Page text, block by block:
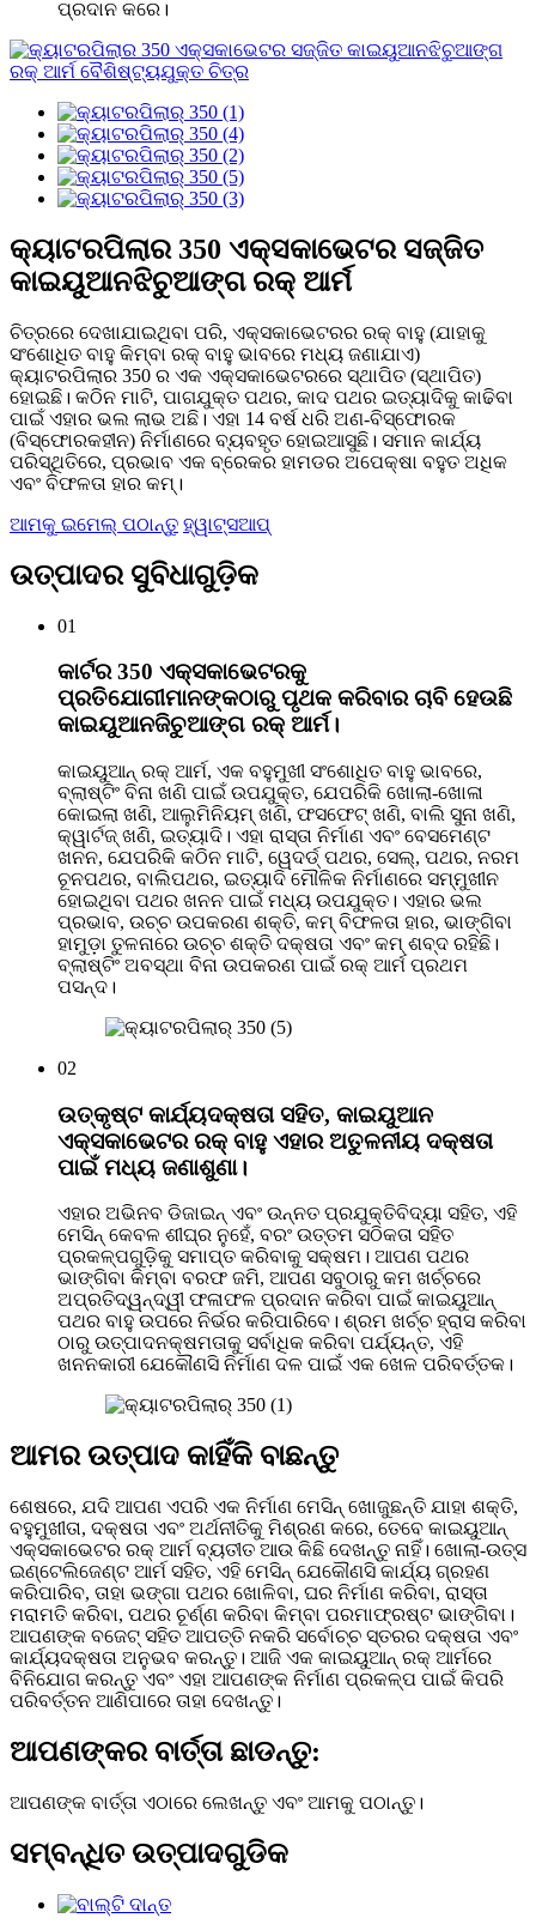
ପ୍ରଦାନ କରେ।
କ୍ୟାଟରପିଲାର 350 ଏକ୍ସକାଭେଟର ସଜ୍ଜିତ
କାଇୟୁଆନଝିଚୁଆଙ୍ଗ ରକ୍ ଆର୍ମ
ଚିତ୍ରରେ ଦେଖାଯାଇଥିବା ପରି, ଏକ୍ସକାଭେଟରର ରକ୍ ବାହୁ (ଯାହାକୁ
ସଂଶୋଧିତ ବାହୁ କିମ୍ବା ରକ୍ ବାହୁ ଭାବରେ ମଧ୍ୟ ଜଣାଯାଏ)
କ୍ୟାଟରପିଲାର 350 ର ଏକ ଏକ୍ସକାଭେଟରରେ ସ୍ଥାପିତ (ସ୍ଥାପିତ)
ହୋଇଛି। କଠିନ ମାଟି, ପାଗଯୁକ୍ତ ପଥର, କାଦ ପଥର ଇତ୍ୟାଦିକୁ କାଢିବା
ପାଇଁ ଏହାର ଭଲ ଲାଭ ଅଛି। ଏହା 14 ବର୍ଷ ଧରି ଅଣ-ବିସ୍ଫୋରକ
(ବିସ୍ଫୋରକହୀନ) ନିର୍ମାଣରେ ବ୍ୟବହୃତ ହୋଇଆସୁଛି। ସମାନ କାର୍ଯ୍ୟ
ପରିସ୍ଥିତିରେ, ପ୍ରଭାବ ଏକ ବ୍ରେକର ହାମଡର ଅପେକ୍ଷା ବହୁତ ଅଧିକ
ଏବଂ ବିଫଳତା ହାର କମ୍।
ଆମକୁ ଇମେଲ୍ ପଠାନ୍ତୁ ହ୍ୱାଟ୍ସଆପ୍
ଉତ୍ପାଦର ସୁବିଧାଗୁଡ଼ିକ
01
କାର୍ଟର 350 ଏକ୍ସକାଭେଟରକୁ
ପ୍ରତିଯୋଗୀମାନଙ୍କଠାରୁ ପୃଥକ କରିବାର ଚାବି ହେଉଛି
କାଇୟୁଆନଜିଚୁଆଙ୍ଗ ରକ୍ ଆର୍ମ।
କାଇୟୁଆନ୍ ରକ୍ ଆର୍ମ, ଏକ ବହୁମୁଖୀ ସଂଶୋଧିତ ବାହୁ ଭାବରେ,
ବ୍ଲାଷ୍ଟିଂ ବିନା ଖଣି ପାଇଁ ଉପଯୁକ୍ତ, ଯେପରିକି ଖୋଲା-ଖୋଳା
କୋଇଲା ଖଣି, ଆଲୁମିନିୟମ୍ ଖଣି, ଫସଫେଟ୍ ଖଣି, ବାଲି ସୁନା ଖଣି,
କ୍ୱାର୍ଟଜ୍ ଖଣି, ଇତ୍ୟାଦି। ଏହା ରାସ୍ତା ନିର୍ମାଣ ଏବଂ ବେସମେଣ୍ଟ
ଖନନ, ଯେପରିକି କଠିନ ମାଟି, ୱେଦର୍ଡ୍ ପଥର, ସେଲ୍, ପଥର, ନରମ
ଚୂନପଥର, ବାଲିପଥର, ଇତ୍ୟାଦି ମୌଳିକ ନିର୍ମାଣରେ ସମ୍ମୁଖୀନ
ହୋଇଥିବା ପଥର ଖନନ ପାଇଁ ମଧ୍ୟ ଉପଯୁକ୍ତ। ଏହାର ଭଲ
ପ୍ରଭାବ, ଉଚ୍ଚ ଉପକରଣ ଶକ୍ତି, କମ୍ ବିଫଳତା ହାର, ଭାଙ୍ଗିବା
ହାମୁଡ଼ା ତୁଳନାରେ ଉଚ୍ଚ ଶକ୍ତି ଦକ୍ଷତା ଏବଂ କମ୍ ଶବ୍ଦ ରହିଛି।
ବ୍ଲାଷ୍ଟିଂ ଅବସ୍ଥା ବିନା ଉପକରଣ ପାଇଁ ରକ୍ ଆର୍ମ ପ୍ରଥମ
ପସନ୍ଦ।
02
ଉତ୍କୃଷ୍ଟ କାର୍ଯ୍ୟଦକ୍ଷତା ସହିତ, କାଇୟୁଆନ
ଏକ୍ସକାଭେଟର ରକ୍ ବାହୁ ଏହାର ଅତୁଳନୀୟ ଦକ୍ଷତା
ପାଇଁ ମଧ୍ୟ ଜଣାଶୁଣା।
ଏହାର ଅଭିନବ ଡିଜାଇନ୍ ଏବଂ ଉନ୍ନତ ପ୍ରଯୁକ୍ତିବିଦ୍ୟା ସହିତ, ଏହି
ମେସିନ୍ କେବଳ ଶୀଘ୍ର ନୁହେଁ, ବରଂ ଉତ୍ତମ ସଠିକତା ସହିତ
ପ୍ରକଳ୍ପଗୁଡ଼ିକୁ ସମାପ୍ତ କରିବାକୁ ସକ୍ଷମ। ଆପଣ ପଥର
ଭାଙ୍ଗିବା କିମ୍ବା ବରଫ ଜମି, ଆପଣ ସବୁଠାରୁ କମ ଖର୍ଚ୍ଚରେ
ଅପ୍ରତିଦ୍ୱନ୍ଦ୍ୱୀ ଫଳାଫଳ ପ୍ରଦାନ କରିବା ପାଇଁ କାଇୟୁଆନ୍
ପଥର ବାହୁ ଉପରେ ନିର୍ଭର କରିପାରିବେ। ଶ୍ରମ ଖର୍ଚ୍ଚ ହ୍ରାସ କରିବା
ଠାରୁ ଉତ୍ପାଦନକ୍ଷମତାକୁ ସର୍ବାଧିକ କରିବା ପର୍ଯ୍ୟନ୍ତ, ଏହି
ଖନନକାରୀ ଯେକୌଣସି ନିର୍ମାଣ ଦଳ ପାଇଁ ଏକ ଖେଳ ପରିବର୍ତ୍ତକ।
ଆମର ଉତ୍ପାଦ କାହିଁକି ବାଛନ୍ତୁ
ଶେଷରେ, ଯଦି ଆପଣ ଏପରି ଏକ ନିର୍ମାଣ ମେସିନ୍ ଖୋଜୁଛନ୍ତି ଯାହା ଶକ୍ତି,
ବହୁମୁଖୀତା, ଦକ୍ଷତା ଏବଂ ଅର୍ଥନୀତିକୁ ମିଶ୍ରଣ କରେ, ତେବେ କାଇୟୁଆନ୍
ଏକ୍ସକାଭେଟର ରକ୍ ଆର୍ମ ବ୍ୟତୀତ ଆଉ କିଛି ଦେଖନ୍ତୁ ନାହିଁ। ଖୋଲା-ଉତ୍ସ
ଇଣ୍ଟେଲିଜେଣ୍ଟ ଆର୍ମ ସହିତ, ଏହି ମେସିନ୍ ଯେକୌଣସି କାର୍ଯ୍ୟ ଗ୍ରହଣ
କରିପାରିବ, ତାହା ଭଙ୍ଗା ପଥର ଖୋଳିବା, ଘର ନିର୍ମାଣ କରିବା, ରାସ୍ତା
ମରାମତି କରିବା, ପଥର ଚୂର୍ଣ୍ଣ କରିବା କିମ୍ବା ପରମାଫ୍ରଷ୍ଟ ଭାଙ୍ଗିବା।
ଆପଣଙ୍କ ବଜେଟ୍ ସହିତ ଆପତ୍ତି ନକରି ସର୍ବୋଚ୍ଚ ସ୍ତରର ଦକ୍ଷତା ଏବଂ
କାର୍ଯ୍ୟଦକ୍ଷତା ଅନୁଭବ କରନ୍ତୁ। ଆଜି ଏକ କାଇୟୁଆନ୍ ରକ୍ ଆର୍ମରେ
ବିନିଯୋଗ କରନ୍ତୁ ଏବଂ ଏହା ଆପଣଙ୍କ ନିର୍ମାଣ ପ୍ରକଳ୍ପ ପାଇଁ କିପରି
ପରିବର୍ତ୍ତନ ଆଣିପାରେ ତାହା ଦେଖନ୍ତୁ।
ଆପଣଙ୍କର ବାର୍ତ୍ତା ଛାଡନ୍ତୁ:
ଆପଣଙ୍କ ବାର୍ତ୍ତା ଏଠାରେ ଲେଖନ୍ତୁ ଏବଂ ଆମକୁ ପଠାନ୍ତୁ।
ସମ୍ବନ୍ଧିତ ଉତ୍ପାଦଗୁଡିକ